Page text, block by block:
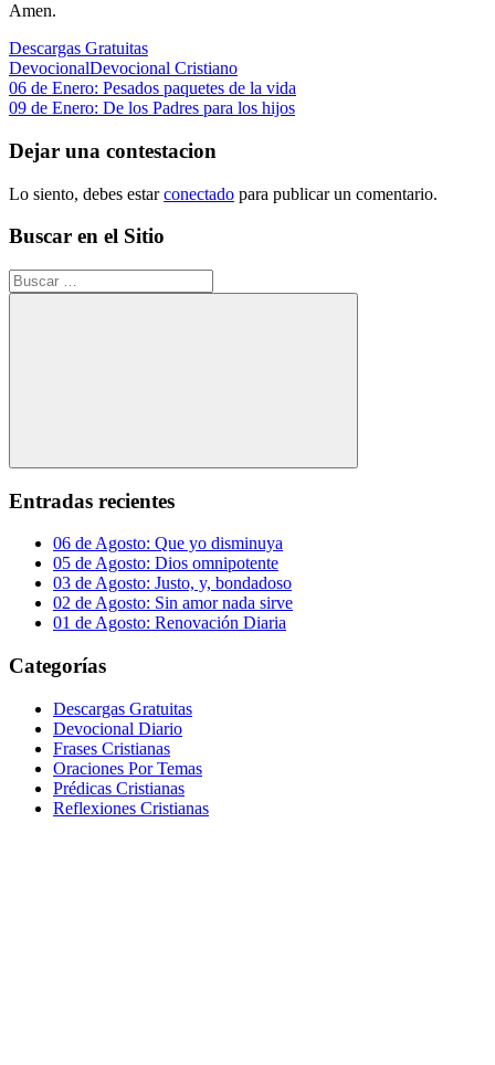
Amen.
Descargas Gratuitas
DevocionalDevocional Cristiano
Navegación
de
entradas
Entrada
anterior:
06 de Enero: Pesados paquetes de la vida
Siguiente
09 de Enero: De los Padres para los hijos
Dejar una contestacion
Lo siento, debes estarconectado para publicar un comentario.
Buscar en el Sitio
Buscar:
Buscar
Entradas recientes
06 de Agosto: Que yo disminuya
05 de Agosto: Dios omnipotente
03 de Agosto: Justo, y, bondadoso
02 de Agosto: Sin amor nada sirve
01 de Agosto: Renovación Diaria
Categorías
Descargas Gratuitas
Devocional Diario
Frases Cristianas
Oraciones Por Temas
Prédicas Cristianas
Reflexiones Cristianas